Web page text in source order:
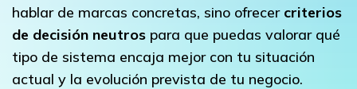
hablar de marcas concretas, sino ofrecer criterios
de decisión neutros para que puedas valorar qué
tipo de sistema encaja mejor con tu situación
actual y la evolución prevista de tu negocio.